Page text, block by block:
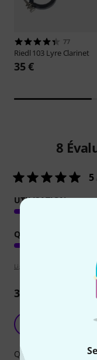
77
Riedl 103 Lyre Clarinet
35 €
8
5/
UTILISATION
QUALITÉ DE
Lignes directrices
3Commentaires
Qualité de